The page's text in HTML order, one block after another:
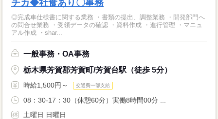
チカ◆社食あり〇事務
◎完成車仕様書に関する業務 ・書類の提出、調整業務 ・開発部門へ
の問合せ業務 ・受領データの確認 ・資料作成 ・進行管理 ・マニュ
アル作成 ・shar...
一般事務・OA事務
栃木県芳賀郡芳賀町/芳賀台駅（徒歩 5分）
時給1,500円～ 交通費一部支給
08：30-17：30（休憩60分）実働8時間00分 ...
土曜日 日曜日